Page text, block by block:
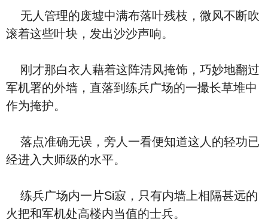
无人管理的废墟中满布落叶残枝，微风不断吹
滚着这些叶块，发出沙沙声响。
刚才那白衣人藉着这阵清风掩饰，巧妙地翻过
军机署的外墙，直落到练兵广场的一撮长草堆中
作为掩护。
落点准确无误，旁人一看便知道这人的轻功已
经进入大师级的水平。
练兵广场内一片Si寂，只有内墙上相隔甚远的
火把和军机处高楼内当值的士兵。